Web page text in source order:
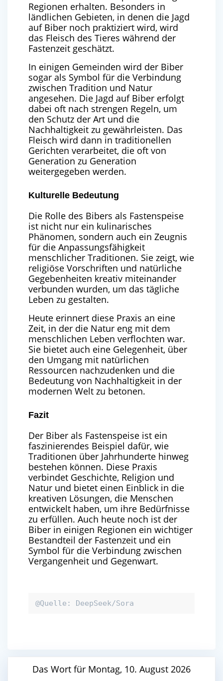
Regionen erhalten. Besonders in
ländlichen Gebieten, in denen die Jagd
auf Biber noch praktiziert wird, wird
das Fleisch des Tieres während der
Fastenzeit geschätzt.
In einigen Gemeinden wird der Biber
sogar als Symbol für die Verbindung
zwischen Tradition und Natur
angesehen. Die Jagd auf Biber erfolgt
dabei oft nach strengen Regeln, um
den Schutz der Art und die
Nachhaltigkeit zu gewährleisten. Das
Fleisch wird dann in traditionellen
Gerichten verarbeitet, die oft von
Generation zu Generation
weitergegeben werden.
Kulturelle Bedeutung
Die Rolle des Bibers als Fastenspeise
ist nicht nur ein kulinarisches
Phänomen, sondern auch ein Zeugnis
für die Anpassungsfähigkeit
menschlicher Traditionen. Sie zeigt, wie
religiöse Vorschriften und natürliche
Gegebenheiten kreativ miteinander
verbunden wurden, um das tägliche
Leben zu gestalten.
Heute erinnert diese Praxis an eine
Zeit, in der die Natur eng mit dem
menschlichen Leben verflochten war.
Sie bietet auch eine Gelegenheit, über
den Umgang mit natürlichen
Ressourcen nachzudenken und die
Bedeutung von Nachhaltigkeit in der
modernen Welt zu betonen.
Fazit
Der Biber als Fastenspeise ist ein
faszinierendes Beispiel dafür, wie
Traditionen über Jahrhunderte hinweg
bestehen können. Diese Praxis
verbindet Geschichte, Religion und
Natur und bietet einen Einblick in die
kreativen Lösungen, die Menschen
entwickelt haben, um ihre Bedürfnisse
zu erfüllen. Auch heute noch ist der
Biber in einigen Regionen ein wichtiger
Bestandteil der Fastenzeit und ein
Symbol für die Verbindung zwischen
Vergangenheit und Gegenwart.
@Quelle: DeepSeek/Sora
Das Wort für Montag, 10. August 2026